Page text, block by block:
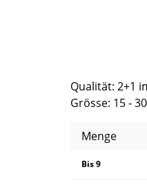
Qualität: 2+1
Grösse: 15 -
Menge
Bis9